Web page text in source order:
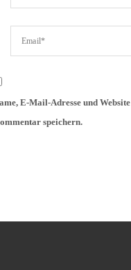
E-Mail-Adresse und
speichern.